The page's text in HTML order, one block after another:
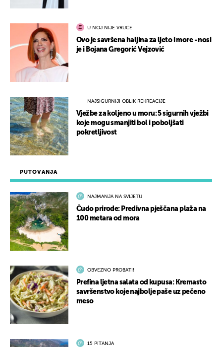
PUTOVANJA
NAJMANJA NA SVIJETU
Čudo prirode: Predivna pješčana plaža na
100 metara od mora
OBVEZNO PROBATI!
Prefina ljetna salata od kupusa: Kremasto
savršenstvo koje najbolje paše uz pečeno
meso
15 PITANJA
U NOJ NIJE VRUĆE
Ovo je savršena haljina za ljeto i more - nosi
je i Bojana Gregorić Vejzović
NAJSIGURNIJI OBLIK REKREACIJE
Vježbe za koljeno u moru: 5 sigurnih vježbi
koje mogu smanjiti bol i poboljšati
pokretljivost